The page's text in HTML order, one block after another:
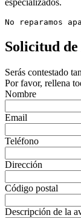
especializados.
No reparamos
Solicitud de
Serás contestado
Por favor, rellena
Nombre
Email
Teléfono
Dirección
Código postal
Descripción de la